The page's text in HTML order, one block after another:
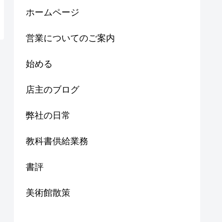
ホームページ
営業についてのご案内
始める
店主のブログ
弊社の日常
教科書供給業務
書評
美術館散策